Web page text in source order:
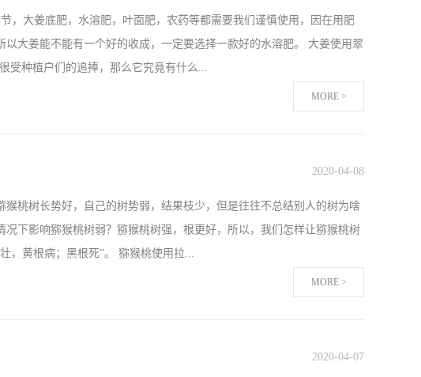
的安全系数非常高，即使稀释倍数大一些也不会出现硼中毒的现象，最
季节都很头疼，自从喷施翠姆硼肥后，果树花蕾都非常多，畸形花基本
的季节我都会喷施翠姆硼肥。柑橘使用拉姆拉翠姆硼肥在这也给各位果
，大姜底肥，水溶肥，叶面肥，农药等都需要我们谨慎使用，因在用肥
大姜能不能有一个好的收成，一定要选择一款好的水溶肥。 大姜使用翠
受种植户们的追捧，那么它究竟有什么...
碧多来促进根系生长，近三股叉期使用翠姆高磷颗粒水溶肥进行冲施，
仅供参考，大姜在河北，山东等地区种植面积都挺大，也希望姜农朋友
市场上零增长，而且几乎是负增长，所以我们也看到了水溶肥在市场上
南姜等等。但是颗粒水溶肥是不挑品种的，所有品种的大姜都可以使
MORE >
桃树长势好，自己的树势弱，结果枝少，但是往往不总结别人的树为啥
下影响猕猴桃树弱？猕猴桃树强，根更好，所以，我们怎样让猕猴桃树
，黄根病；黑根死”。 猕猴桃使用拉...
但没有起到好的作用，还对根系造成了伤害，所以在施肥前，可以先刨
2020-04-08
MORE >
2020-04-07